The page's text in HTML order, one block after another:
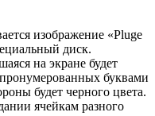
изображение «Pluge
диск.
на экране будет
буквами
будет черного цвета.
ячейкам разного